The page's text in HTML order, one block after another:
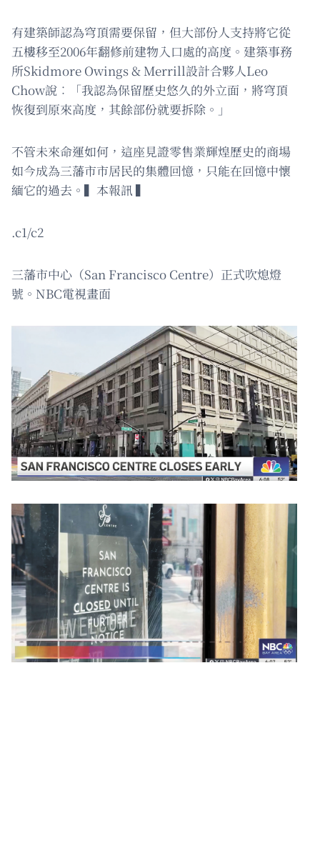
有建築師認為穹頂需要保留，但大部份人支持將它從
五樓移至2006年翻修前建物入口處的高度。建築事務
所Skidmore Owings & Merrill設計合夥人Leo
Chow說︰「我認為保留歷史悠久的外立面，將穹頂
恢復到原來高度，其餘部份就要拆除。」
不管未來命運如何，這座見證零售業輝煌歷史的商場
如今成為三藩市市居民的集體回憶，只能在回憶中懷
緬它的過去。▍本報訊 ▍
.c1/c2
三藩市中心（San Francisco Centre）正式吹熄燈
號。NBC電視畫面